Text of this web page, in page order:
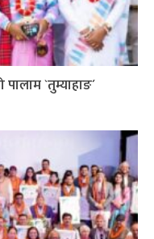
`तुम्याहाङ´